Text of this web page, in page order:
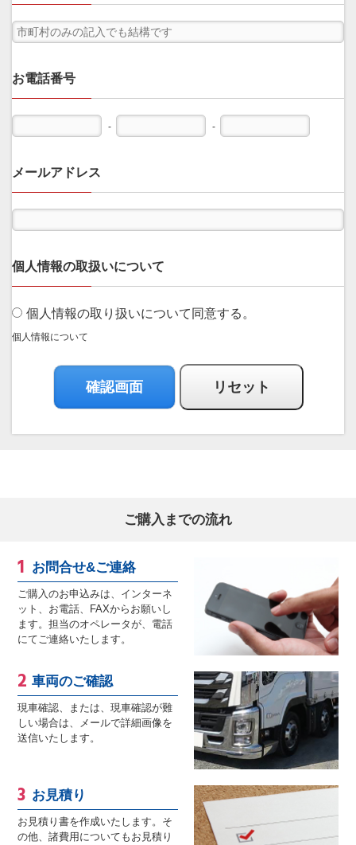
お電話番号
- -
メールアドレス
個人情報の取扱いについて
個人情報の取り扱いについて同意する。
個人情報について
ご購入までの流れ
お問合せ&ご連絡
ご購入のお申込みは、インターネ
ット、お電話、FAXからお願いし
ます。担当のオペレータが、電話
にてご連絡いたします。
車両のご確認
現車確認、または、現車確認が難
しい場合は、メールで詳細画像を
送信いたします。
お見積り
お見積り書を作成いたします。そ
の他、諸費用についてもお見積り